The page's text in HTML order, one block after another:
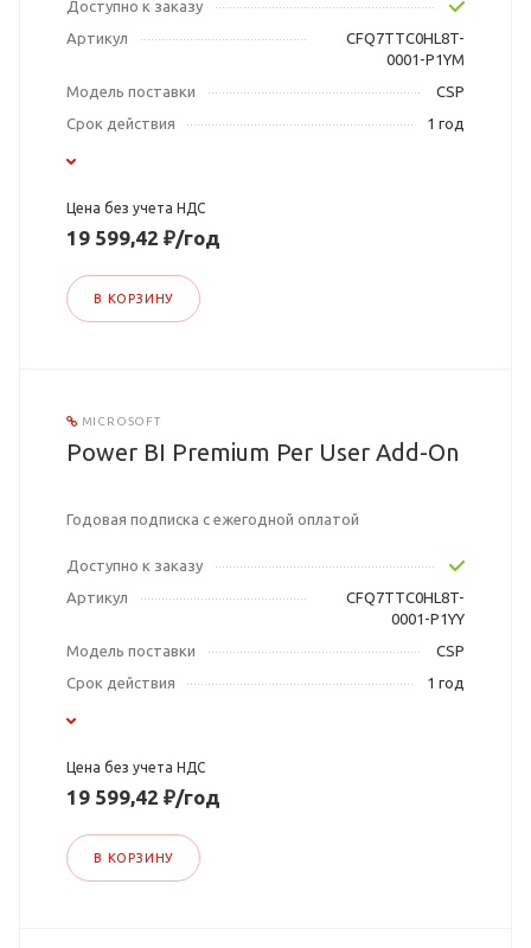
Доступно к заказу
Артикул
CFQ7TTC0HL8T-
0001-P1YM
Модель поставки
CSP
Срок действия
1 год
Цена без учета НДС
19 599,42 ₽/год
В КОРЗИНУ
MICROSOFT
Power BI Premium Per User Add-On
Годовая подписка с ежегодной оплатой
Доступно к заказу
Артикул
CFQ7TTC0HL8T-
0001-P1YY
Модель поставки
CSP
Срок действия
1 год
Цена без учета НДС
19 599,42 ₽/год
В КОРЗИНУ